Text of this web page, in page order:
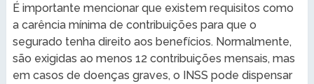
É importante mencionar que existem requisitos como
a carência mínima de contribuições para que o
segurado tenha direito aos benefícios. Normalmente,
são exigidas ao menos 12 contribuições mensais, mas
em casos de doenças graves, o INSS pode dispensar